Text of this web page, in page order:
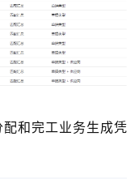
和完工业务生成凭